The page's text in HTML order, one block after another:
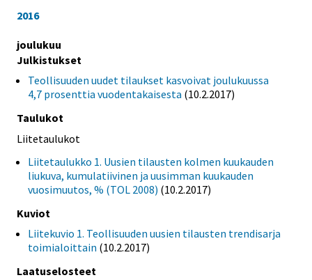
2016
joulukuu
Julkistukset
Teollisuuden uudet tilaukset kasvoivat joulukuussa
4,7 prosenttia vuodentakaisesta (10.2.2017)
Taulukot
Liitetaulukot
Liitetaulukko 1. Uusien tilausten kolmen kuukauden
liukuva, kumulatiivinen ja uusimman kuukauden
vuosimuutos, % (TOL 2008) (10.2.2017)
Kuviot
Liitekuvio 1. Teollisuuden uusien tilausten trendisarja
toimialoittain (10.2.2017)
Laatuselosteet